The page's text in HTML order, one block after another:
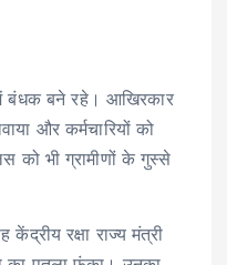
बंधक बने रहे। आखिरकार
और कर्मचारियों को
को भी ग्रामीणों के गुस्से
रक्षा राज्य मंत्री